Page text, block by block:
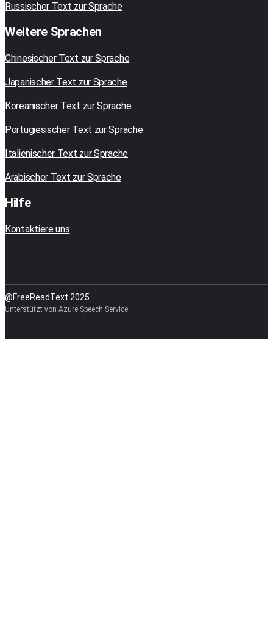
Russischer Text zur Sprache
Weitere Sprachen
Chinesischer Text zur Sprache
Japanischer Text zur Sprache
Koreanischer Text zur Sprache
Portugiesischer Text zur Sprache
Italienischer Text zur Sprache
Arabischer Text zur Sprache
Hilfe
Kontaktiere uns
@FreeReadText 2025
Unterstützt von Azure Speech Service